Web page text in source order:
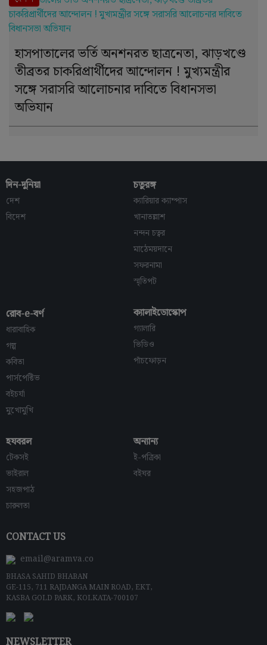
হাসপাতালের ভর্তি অনশনরত ছাত্রনেতা, ঝাড়খণ্ডে
তীব্রতর চাকরিপ্রার্থীদের আন্দোলন ! মুখ্যমন্ত্রীর
সঙ্গে সরাসরি আলোচনার দাবিতে বিধানসভা
অভিযান
দিন-দুনিয়া
দেশ
বিদেশ
চতুরঙ্গ
ক্যারিয়ার ক্যাম্পাস
খানাতল্লাশ
নন্দন চত্বর
মাঠেময়দানে
সফরনামা
স্মৃতিপট
রোব-e-বর্ণ
ধারাবাহিক
গল্প
কবিতা
পার্সপেক্টিভ
বইচর্যা
মুখোমুখি
ক্যালাইডোস্কোপ
গ্যালারি
ভিডিও
পাঁচফোড়ন
হযবরল
টেকসই
ভাইরাল
সহজপাঠ
চারুলতা
অন্যান্য
ই-পত্রিকা
বইঘর
CONTACT US
email@aramva.co
BHASA SAHID BHABAN
GE-115, 711 RAJDANGA MAIN ROAD, EKT,
KASBA GOLD PARK, KOLKATA-700107